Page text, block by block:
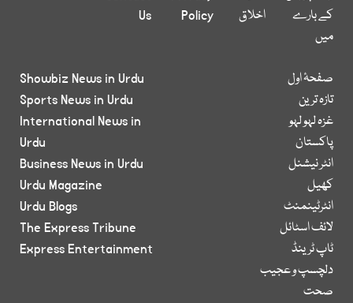
کے بارے
میں
اخلاق
Policy
Us
صفحۂ اول
تازہ ترین
غزہ لہو لہو
پاکستان
انٹر نیشنل
کھیل
انٹرٹینمنٹ
لائف اسٹائل
ٹاپ ٹرینڈ
دلچسپ و عجیب
صحت
Showbiz News in Urdu
Sports News in Urdu
International News in
Urdu
Business News in Urdu
Urdu Magazine
Urdu Blogs
The Express Tribune
Express Entertainment